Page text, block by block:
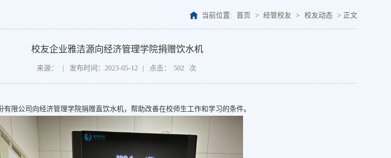
当前位置: 首页 > 经管校友 > 校友动态 > 正文
校友企业雅洁源向经济管理学院捐赠饮水机
来源： 发布时间：2023-05-12 点击： 502 次
有限公司向经济管理学院捐赠直饮水机，帮助改善在校师生工作和学习的条件。